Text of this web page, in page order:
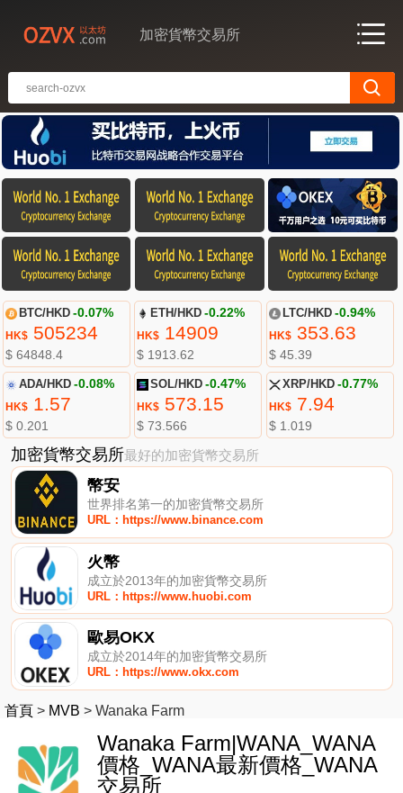
加密貨幣交易所
BTC/HKD -0.07%
HK$505234
$ 64848.4
ETH/HKD -0.22%
HK$ 14909
$ 1913.62
LTC/HKD -0.94%
HK$353.63
$ 45.39
ADA/HKD -0.08%
HK$1.57
$ 0.201
SOL/HKD -0.47%
HK$ 573.15
$ 73.566
XRP/HKD -0.77%
HK$7.94
$ 1.019
加密貨幣交易所最好的加密貨幣交易所
幣安
世界排名第一的加密貨幣交易所
URL：https://www.binance.com
火幣
成立於2013年的加密貨幣交易所
URL：https://www.huobi.com
歐易OKX
成立於2014年的加密貨幣交易所
URL：https://www.okx.com
首頁 > MVB > Wanaka Farm
Wanaka Farm|WANA_WANA
價格_WANA最新價格_WANA
交易所